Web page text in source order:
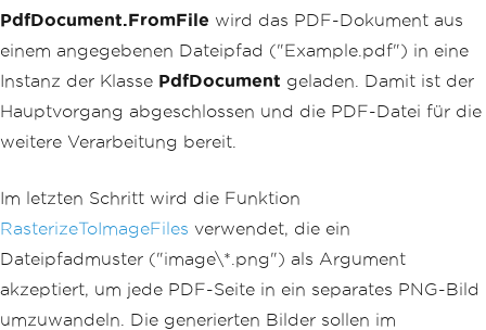
PdfDocument.FromFile wird das PDF-Dokument aus
einem angegebenen Dateipfad ("Example.pdf") in eine
Instanz der Klasse PdfDocument geladen. Damit ist der
Hauptvorgang abgeschlossen und die PDF-Datei für die
weitere Verarbeitung bereit.
Im letzten Schritt wird die Funktion
RasterizeToImageFiles verwendet, die ein
Dateipfadmuster ("image\*.png") als Argument
akzeptiert, um jede PDF-Seite in ein separates PNG-Bild
umzuwandeln. Die generierten Bilder sollen im